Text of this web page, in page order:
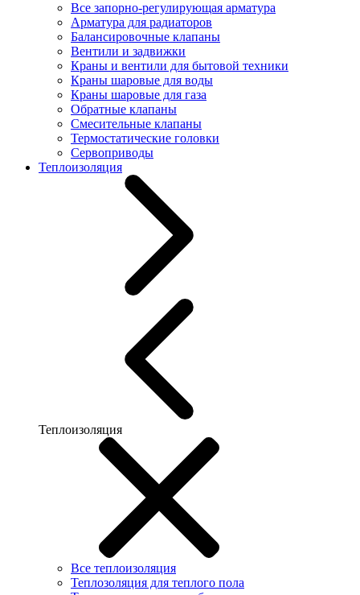
Все запорно-регулирующая арматура
Арматура для радиаторов
Балансировочные клапаны
Вентили и задвижки
Краны и вентили для бытовой техники
Краны шаровые для воды
Краны шаровые для газа
Обратные клапаны
Смесительные клапаны
Термостатические головки
Сервоприводы
Теплоизоляция
Теплоизоляция
Все теплоизоляция
Теплозоляция для теплого пола